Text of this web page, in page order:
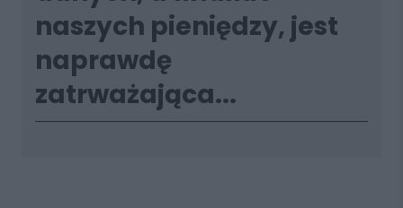
naszych pieniędzy, jest
naprawdę
zatrważająca...